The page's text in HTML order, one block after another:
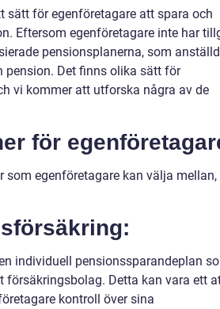
sätt för egenföretagare att spara och
Eftersom egenföretagare inte har
pensionsplanerna, som
pension. Det finns olika sätt för
vi kommer att utforska några av de
för
som egenföretagare kan välja mellan,
individuell pensionssparandeplan
försäkringsbolag. Detta kan vara ett
kontroll över sina